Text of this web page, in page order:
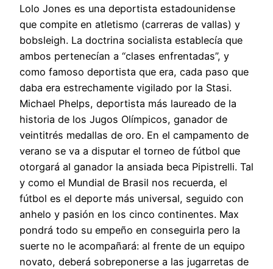
Lolo Jones es una deportista estadounidense
que compite en atletismo (carreras de vallas) y
bobsleigh. La doctrina socialista establecía que
ambos pertenecían a “clases enfrentadas”, y
como famoso deportista que era, cada paso que
daba era estrechamente vigilado por la Stasi.
Michael Phelps, deportista más laureado de la
historia de los Jugos Olímpicos, ganador de
veintitrés medallas de oro. En el campamento de
verano se va a disputar el torneo de fútbol que
otorgará al ganador la ansiada beca Pipistrelli. Tal
y como el Mundial de Brasil nos recuerda, el
fútbol es el deporte más universal, seguido con
anhelo y pasión en los cinco continentes. Max
pondrá todo su empeño en conseguirla pero la
suerte no le acompañará: al frente de un equipo
novato, deberá sobreponerse a las jugarretas de